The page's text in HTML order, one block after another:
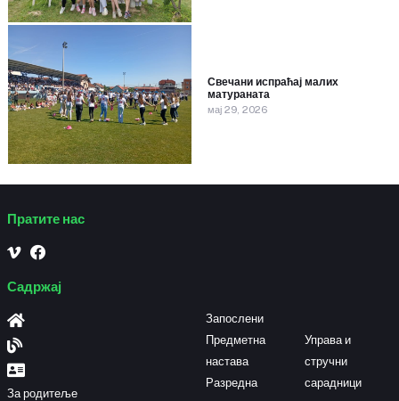
Свечани испраћај малих
матураната
мај 29, 2026
Пратите нас
Садржај
За родитеље
Запослени
Предметна
настава
Разредна
Управа и
стручни
сарадници